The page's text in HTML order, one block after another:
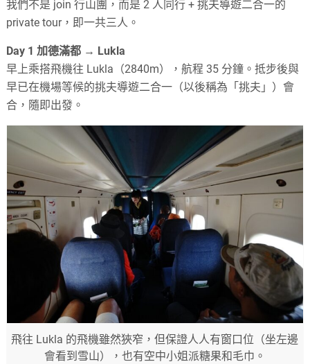
我們不是 join 行山團，而是 2 人同行 + 挑夫導遊二合一的
private tour，即一共三人。
Day 1 加德滿都 → Lukla
早上乘搭飛機往 Lukla（2840m），航程 35 分鐘。抵步後與
早已在機場等候的挑夫導遊二合一（以後稱為「挑夫」）會
合，隨即出發。
飛往 Lukla 的飛機雖然狹窄，但保證人人有窗口位（坐左邊
會看到雪山），也有空中小姐派糖果和毛巾。